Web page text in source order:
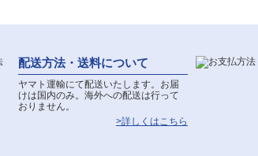
配送方法・送料について
ヤマト運輸にて配送いたします。お届
けは国内のみ。海外への配送は行って
おりません。
>詳しくはこちら